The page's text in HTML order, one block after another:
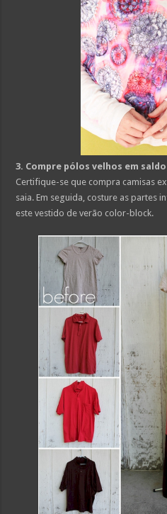
3. Compre pólos velhos em
Certifique-se que compra camisas
saia. Em seguida, costure as partes
este vestido de verão color-block.